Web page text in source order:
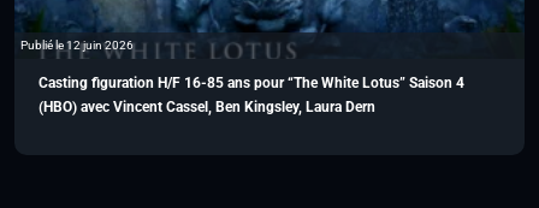
Publié le 12 juin 2026
Casting figuration H/F 16-85 ans pour “The White Lotus” Saison 4
(HBO) avec Vincent Cassel, Ben Kingsley, Laura Dern